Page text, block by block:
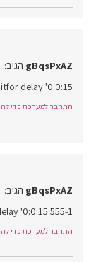
gBqsPxAZ הגיב:
delay '0:0:15' —
התחבר למערכת כדי
gBqsPxAZ הגיב:
555-1 waitfor delay '0:0:15' —
התחבר למערכת כדי